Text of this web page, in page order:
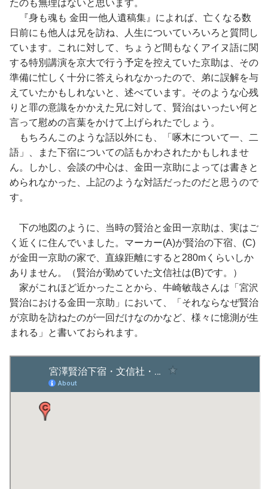
たのも無理はないと思います。
『身も魂も 金田一他人遺稿集』によれば、亡くなる数
日前にも他人は兄を訪ね、人生についていろいろと質問し
ています。これに対して、ちょうど間もなくアイヌ語に関
する特別講演を京大で行う予定を控えていた京助は、その
準備に忙しく十分に答えられなかったので、弟に誤解を与
えていたかもしれないと、述べています。そのような心残
りと罪の意識をかかえた兄に対して、賢治はいったい何と
言って慰めの言葉をかけて上げられたでしょう。
もちろんこのような話以外にも、「啄木について一、二
語」、また下宿についての話もかわされたかもしれませ
ん。しかし、会談の中心は、金田一京助によっては書きと
められなかった、上記のような対話だったのだと思うので
す。
下の地図のように、当時の賢治と金田一京助は、実はご
く近くに住んでいました。マーカー(A)が賢治の下宿、(C)
が金田一京助の家で、直線距離にすると280mくらいしか
ありません。（賢治が勤めていた文信社は(B)です。）
家がこれほど近かったことから、牛崎敏哉さんは「宮沢
賢治における金田一京助」において、「それならなぜ賢治
が京助を訪ねたのが一回だけなのかなど、様々に憶測が生
まれる」と書いておられます。